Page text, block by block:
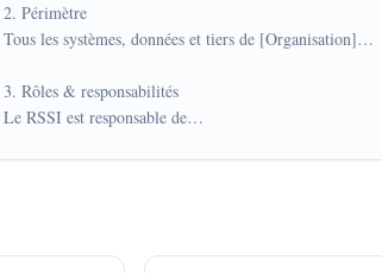
2. Périmètre
Tous les systèmes, données et tiers de [Organisation]…
3. Rôles & responsabilités
Le RSSI est responsable de…